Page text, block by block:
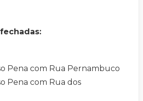
Pena com Rua Pernambuco
Pena com Rua dos